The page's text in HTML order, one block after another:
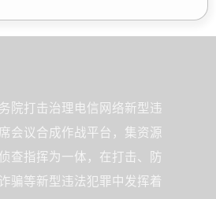
院打击治理电信网络新型违
会议合成作战平台，集资源
查指挥为一体，在打击、防
骗等新型违法犯罪中发挥着